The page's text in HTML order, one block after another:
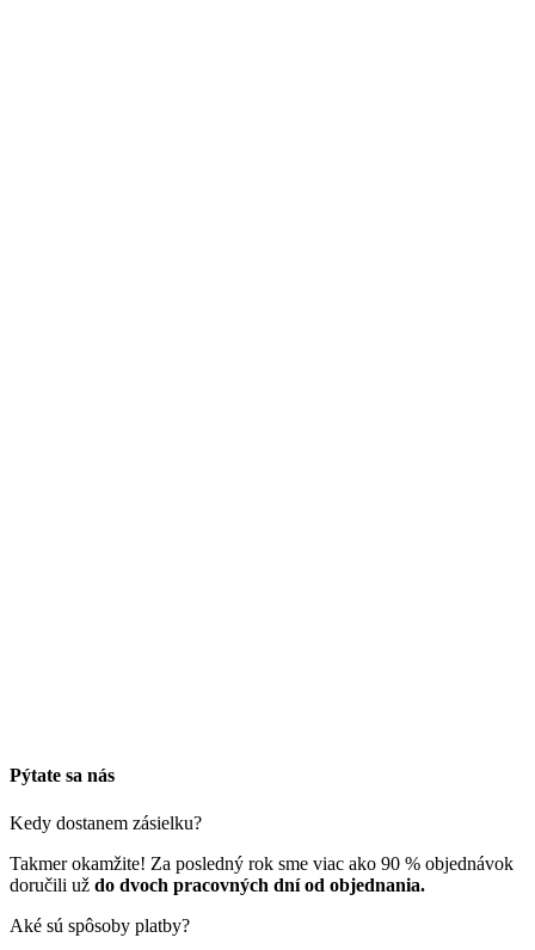
Pýtate sa nás
Kedy dostanem zásielku?
Takmer okamžite! Za posledný rok sme viac ako 90 % objednávok
doručili už do dvoch pracovných dní od objednania.
Aké sú spôsoby platby?